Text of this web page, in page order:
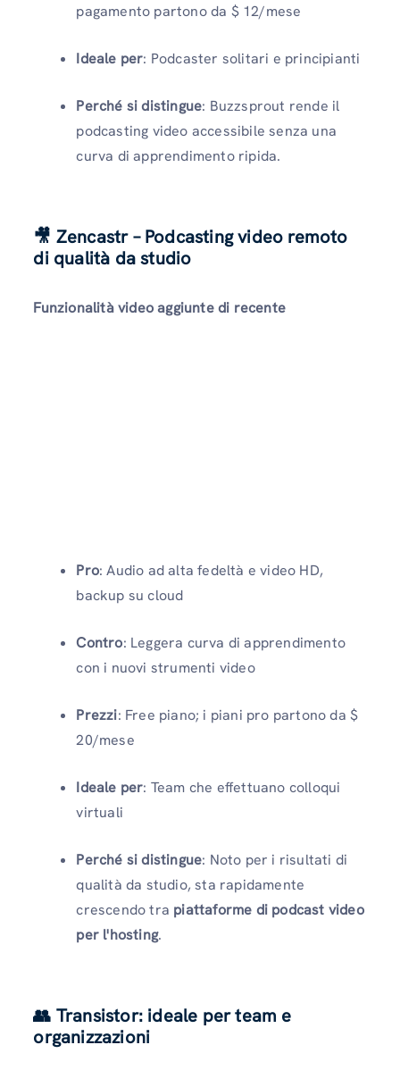
pagamento partono da $ 12/mese
Ideale per: Podcaster solitari e principianti
Perché si distingue: Buzzsprout rende il
podcasting video accessibile senza una
curva di apprendimento ripida.
🎥 Zencastr – Podcasting video remoto
di qualità da studio
Funzionalità video aggiunte di recente
Pro: Audio ad alta fedeltà e video HD,
backup su cloud
Contro: Leggera curva di apprendimento
con i nuovi strumenti video
Prezzi: Free piano; i piani pro partono da $
20/mese
Ideale per: Team che effettuano colloqui
virtuali
Perché si distingue: Noto per i risultati di
qualità da studio, sta rapidamente
crescendo tra piattaforme di podcast video
per l'hosting.
👥 Transistor: ideale per team e
organizzazioni